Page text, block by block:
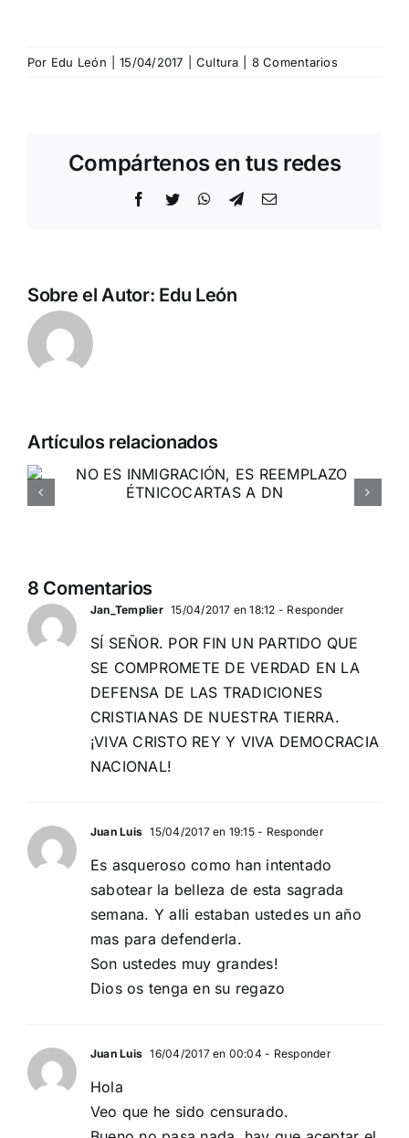
Por Edu León 15/04/2017 Cultura 8 Comentarios
Compártenos en tus redes
Facebook
Twitter WhatsApp
TelegramCorreo
Sobre el Autor: Edu León
Artículos relacionados
Ucrania
RUSIA
8 Comentarios
Jan_Templier 15/04/2017 en 18:12 - Responder
SÍ SEÑOR. POR FIN UN PARTIDO QUE
SE COMPROMETE DE VERDAD EN LA
DEFENSA DE LAS TRADICIONES
CRISTIANAS DE NUESTRA TIERRA.
¡VIVA CRISTO REY Y VIVA DEMOCRACIA
NACIONAL!
Juan Luis 15/04/2017 en 19:15- Responder
Es asqueroso como han intentado
sabotear la belleza de esta sagrada
semana. Y alli estaban ustedes un año
mas para defenderla.
Son ustedes muy grandes!
Dios os tenga en su regazo
Juan Luis 16/04/2017 en 00:04 - Responder
Hola
Veo que he sido censurado.